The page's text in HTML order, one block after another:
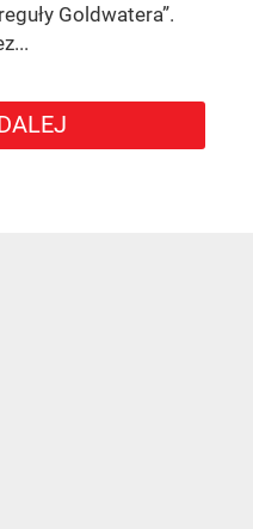
Goldwatera”.